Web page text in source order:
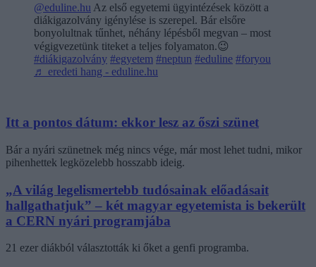
@eduline.hu Az első egyetemi ügyintézések között a
diákigazolvány igénylése is szerepel. Bár elsőre
bonyolultnak tűnhet, néhány lépésből megvan – most
végigvezetünk titeket a teljes folyamaton.😉
#diákigazolvány #egyetem #neptun #eduline #foryou
♬ eredeti hang - eduline.hu
Itt a pontos dátum: ekkor lesz az őszi szünet
Bár a nyári szünetnek még nincs vége, már most lehet tudni, mikor
pihenhettek legközelebb hosszabb ideig.
„A világ legelismertebb tudósainak előadásait
hallgathatjuk” – két magyar egyetemista is bekerült
a CERN nyári programjába
21 ezer diákból választották ki őket a genfi programba.